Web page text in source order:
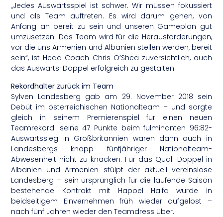
„Jedes Auswärtsspiel ist schwer. Wir müssen fokussiert
und als Team auftreten. Es wird darum gehen, von
Anfang an bereit zu sein und unseren Gameplan gut
umzusetzen. Das Team wird für die Herausforderungen,
vor die uns Armenien und Albanien stellen werden, bereit
sein“, ist Head Coach Chris O’Shea zuversichtlich, auch
das Auswärts-Doppel erfolgreich zu gestalten.
Rekordhalter zurück im Team
Sylven Landesberg gab am 29. November 2018 sein
Debüt im österreichischen Nationalteam – und sorgte
gleich in seinem Premierenspiel für einen neuen
Teamrekord: seine 47 Punkte beim fulminanten 96:82-
Auswärtssieg in Großbritannien waren dann auch in
Landesbergs knapp fünfjähriger Nationalteam-
Abwesenheit nicht zu knacken. Für das Quali-Doppel in
Albanien und Armenien stülpt der aktuell vereinslose
Landesberg – sein ursprünglich für die laufende Saison
bestehende Kontrakt mit Hapoel Haifa wurde in
beidseitigem Einvernehmen früh wieder aufgelöst –
nach fünf Jahren wieder den Teamdress über.